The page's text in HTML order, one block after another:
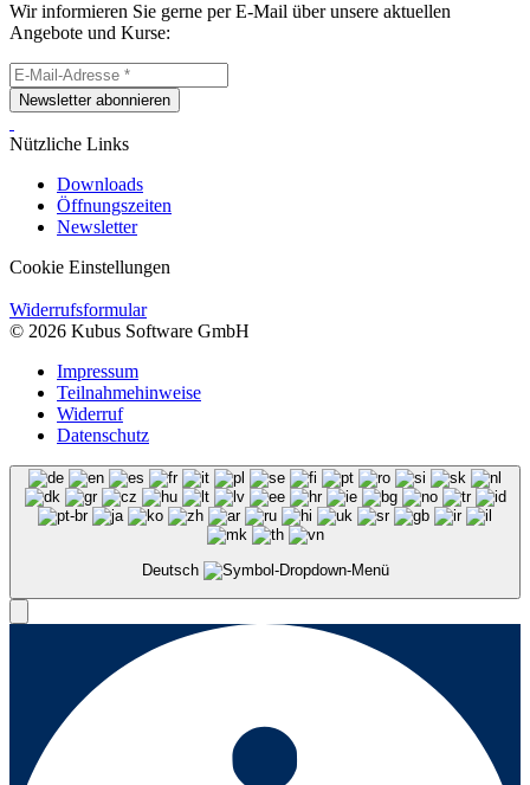
Wir informieren Sie gerne per E-Mail über unsere aktuellen
Angebote und Kurse:
Newsletter abonnieren
Nützliche Links
Downloads
Öffnungszeiten
Newsletter
Cookie Einstellungen
Widerrufsformular
© 2026 Kubus Software GmbH
Impressum
Teilnahmehinweise
Widerruf
Datenschutz
Deutsch